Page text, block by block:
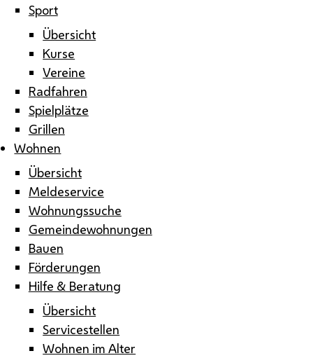
Sport
Übersicht
Kurse
Vereine
Radfahren
Spielplätze
Grillen
Wohnen
Übersicht
Meldeservice
Wohnungssuche
Gemeindewohnungen
Bauen
Förderungen
Hilfe & Beratung
Übersicht
Servicestellen
Wohnen im Alter